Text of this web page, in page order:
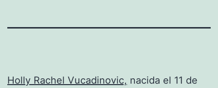
Holly Rachel Vucadinovic, nacida el 11 de